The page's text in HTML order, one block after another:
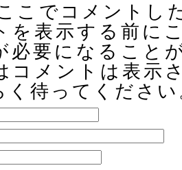
こでコメントし
を表示する前に
必要になること
コメントは表示
く待ってくださ